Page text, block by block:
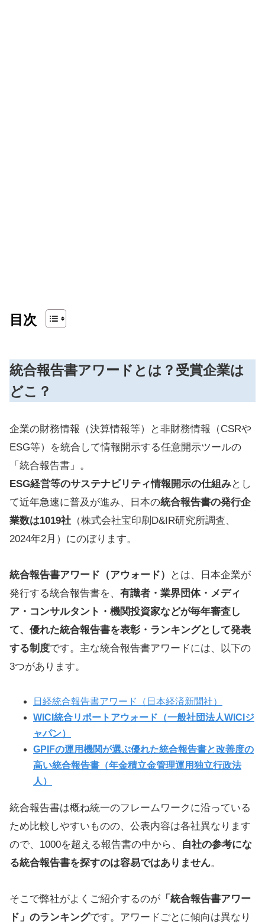
目次
統合報告書アワードとは？受賞企業は
どこ？
企業の財務情報（決算情報等）と非財務情報（CSRや
ESG等）を統合して情報開示する任意開示ツールの
「統合報告書」。
ESG経営等のサステナビリティ情報開示の仕組みとし
て近年急速に普及が進み、日本の統合報告書の発行企
業数は1019社 （株式会社宝印刷D&IR研究所調査、
2024年2月）にのぼります。
統合報告書アワード（アウォード）
とは、日本企業が
発行する統合報告書を、 有識者・ 業界団体・ メディ
ア・コンサルタント・機関投資家などが毎年審査し
て、優れた統合報告書を表彰・ランキングとして発表
する制度です。主な統合報告書アワードには、以下の
3つがあります。
日経統合報告書アワード（日本経済新聞社）
WICI統合リポートアウォード（一般社団法人WICIジ
ャパン）
GPIFの運用機関が選ぶ優れた統合報告書と改善度の
高い統合報告書（年金積立金管理運用独立行政法
人）
統合報告書は概ね統一のフレームワークに沿っている
ため比較しやすいものの、公表内容は各社異なります
ので、1000を超える報告書の中から、
自社の参考にな
る統合報告書を探すのは容易ではありません。
そこで弊社がよくご紹介するのが 「統合報告書アワー
ド」のランキングです。アワードごとに傾向は異なり